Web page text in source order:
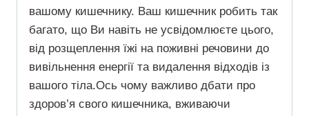
вашому кишечнику. Ваш кишечник робить так
багато, що Ви навіть не усвідомлюєте цього,
від розщеплення їжі на поживні речовини до
вивільнення енергії та видалення відходів із
вашого тіла.Ось чому важливо дбати про
здоров’я свого кишечника, вживаючи